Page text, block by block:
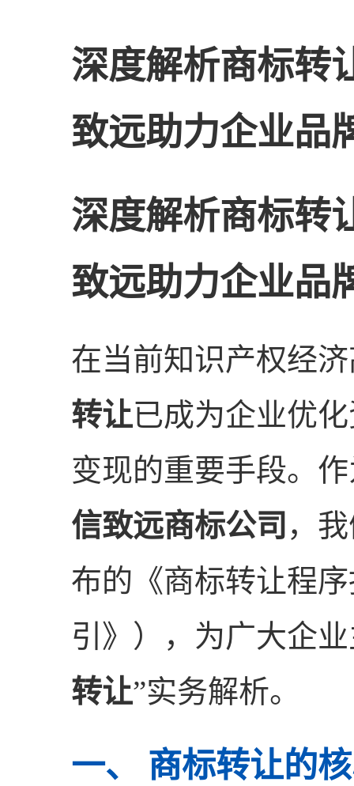
深度解析商标转
致远助力企业品
深度解析商标转
致远助力企业品
在当前知识产权经
转让已成为企业优
变现的重要手段。
信致远商标公司 ，
布的《商标转让程
引》），为广大企
转让”实务解析。
一、 商标转让的